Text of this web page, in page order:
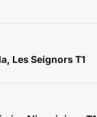
Les Seignors T1